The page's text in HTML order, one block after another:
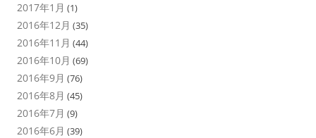
2017年1月 (1)
2016年12月 (35)
2016年11月 (44)
2016年10月 (69)
2016年9月 (76)
2016年8月 (45)
2016年7月 (9)
2016年6月 (39)